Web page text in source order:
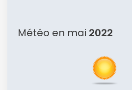
Météo en mai 2022